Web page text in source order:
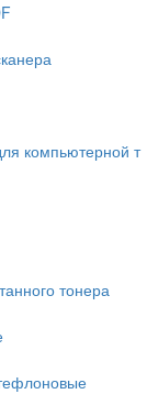
компьютерной т
тонера